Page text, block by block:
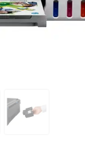
Kupovinu